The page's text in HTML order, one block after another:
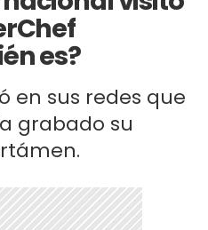
es?
en sus redes que
grabado su